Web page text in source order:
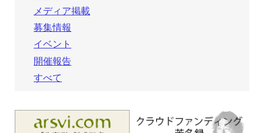
メディア掲載
募集情報
イベント
開催報告
すべて